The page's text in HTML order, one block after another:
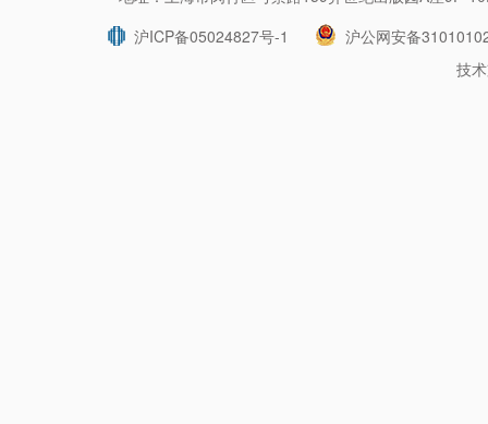
沪ICP备05024827号-1
沪公网安备
技